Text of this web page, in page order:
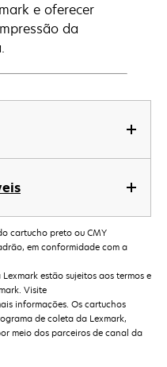
e oferecer
da
cartucho preto ou CMY
em conformidade com a
estão sujeitos aos termos e
Visite
informações. Os cartuchos
de coleta da Lexmark,
meio dos parceiros de canal da